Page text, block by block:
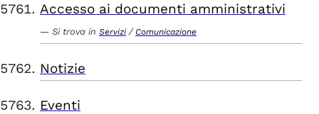
Accesso ai documenti amministrativi
Si trova in Servizi / Comunicazione
Notizie
Eventi